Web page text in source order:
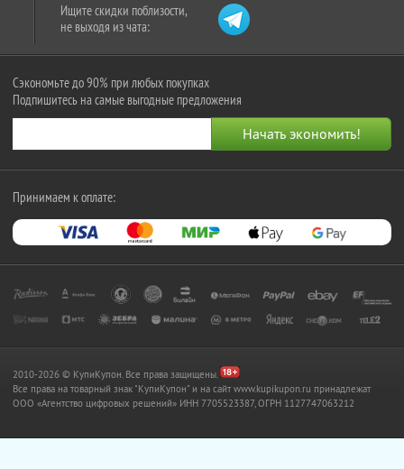
Ищите скидки поблизости,
не выходя из чата:
Сэкономьте до 90% при любых покупках
Подпишитесь на самые выгодные предложения
Принимаем к оплате:
2010-2026 © КупиКупон. Все права защищены.
Все права на товарный знак "КупиКупон" и на сайт www.kupikupon.ru принадлежат
OOO «Агентство цифровых решений» ИНН 7705523387, ОГРН 1127747063212